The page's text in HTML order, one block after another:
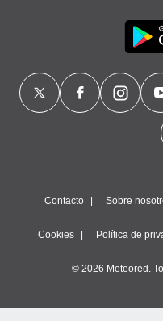
Contacto Sobre
Cookies Política de
© 2026 Meteored.